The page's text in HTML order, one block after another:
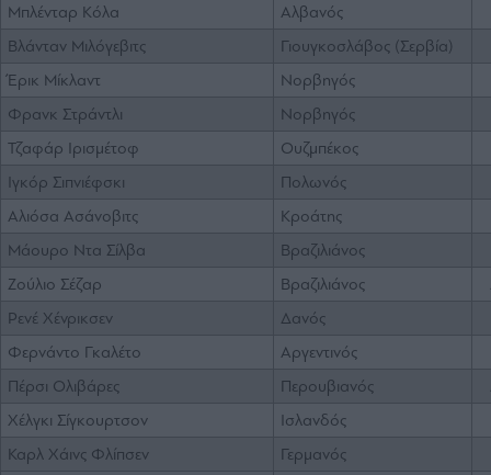
Μπλένταρ Κόλα
Αλβανός
Βλάνταν Μιλόγεβιτς
Γιουγκοσλάβος (Σερβία)
Έρικ Μίκλαντ
Νορβηγός
Φρανκ Στράντλι
Νορβηγός
Τζαφάρ Ιρισμέτοφ
Ουζμπέκος
Ιγκόρ Σιπνιέφσκι
Πολωνός
Αλιόσα Ασάνοβιτς
Κροάτης
Μάουρο Ντα Σίλβα
Βραζιλιάνος
Ζούλιο Σέζαρ
Βραζιλιάνος
Ρενέ Χένρικσεν
Δανός
Φερνάντο Γκαλέτο
Αργεντινός
Πέρσι Ολιβάρες
Περουβιανός
Χέλγκι Σίγκουρτσον
Ισλανδός
Καρλ Χάινς Φλίπσεν
Γερμανός